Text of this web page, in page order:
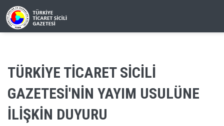
TÜRKİYE TİCARET SİCİLİ
GAZETESİ'NİN YAYIM USULÜNE
İLİŞKİN DUYURU